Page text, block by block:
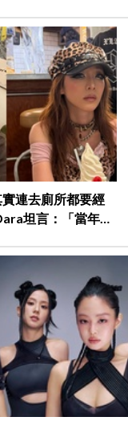
連去廁所都要經
坦言：「當年超